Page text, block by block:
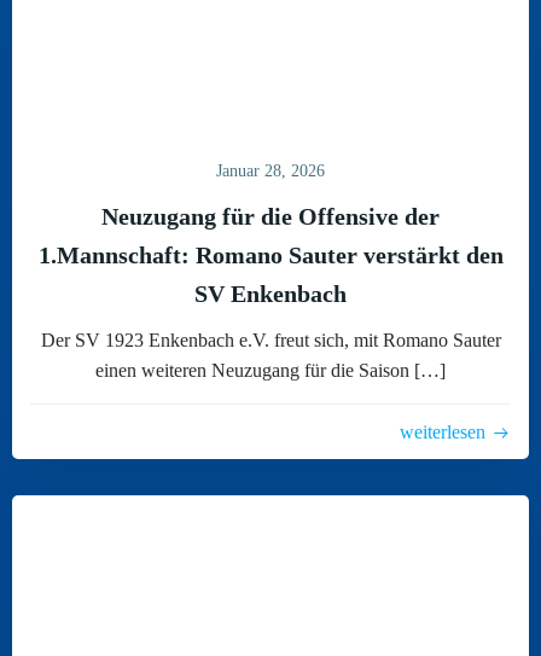
Januar 28, 2026
Neuzugang für die Offensive der
1.Mannschaft: Romano Sauter verstärkt den
SV Enkenbach
Der SV 1923 Enkenbach e.V. freut sich, mit Romano Sauter
einen weiteren Neuzugang für die Saison […]
weiterlesen